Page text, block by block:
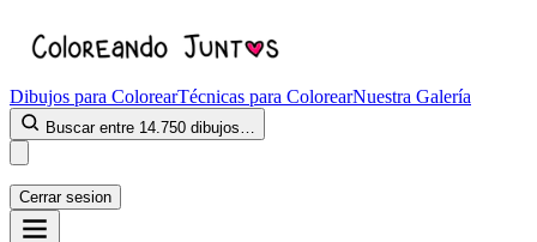
Dibujos para ColorearTécnicas para ColorearNuestra Galería
Buscar entre 14.750 dibujos…
Cerrar sesion